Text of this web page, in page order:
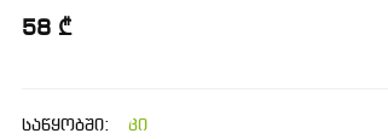
58 ₾
საწყობში:
კი